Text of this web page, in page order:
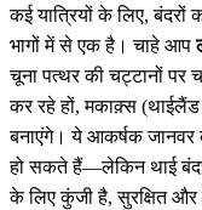
कई यात्रियों के लिए, बंदरों
भागों में से एक है। चाहे आप
चूना पत्थर की चट्टानों पर
कर रहे हों, मकाक़्स
बनाएंगे। ये आकर्षक जानवर
हो सकते हैं—लेकिन थाई
के लिए कुंजी है, सुरक्षित और